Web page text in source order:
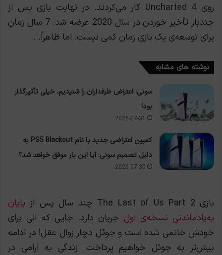
روی Uncharted 4 کار می‌کردند. در نهایت بازی پس از
چندبار تأخیر خوردن در سال 2020 عرضه شد. 7 سال زمان
برای توسعه‌ی یک بازی زمان کمی نیست. اما ظاهراً…
نوشته های مشابه
سونی: اعتراض طرفداران را شنیدیم، خیلی تأثیرگذار
بود!
2026-07-31
کمپین اعتراضی جدید با نام PS5 Blackout به
دلیل تصمیم سونی؛ آیا این بار موفق خواهد شد؟
2026-07-30
بازی The Last of Us Part 2 چند سال پس از
پایان
به‌یادماندنی نسخه‌ی اول جریان دارد. جایی که الی برای
خودش خانمی شده است و جوئل دچار زوال عقل! در ادامه
بیش‌تر به جوئل خواهیم پرداخت. زندگی به آرامی در